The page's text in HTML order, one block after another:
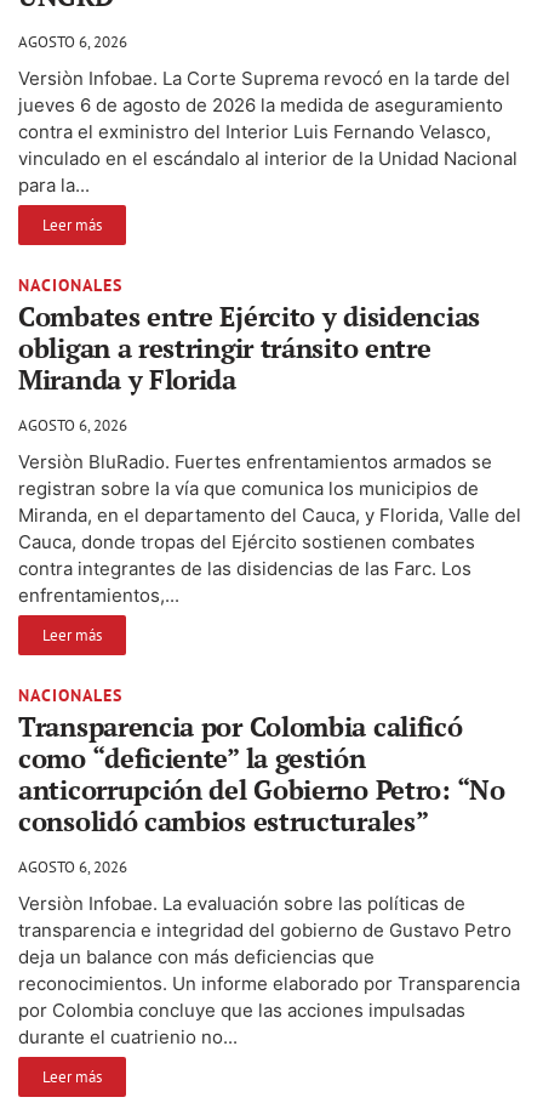
AGOSTO 6, 2026
Versiòn Infobae. La Corte Suprema revocó en la tarde del
jueves 6 de agosto de 2026 la medida de aseguramiento
contra el exministro del Interior Luis Fernando Velasco,
vinculado en el escándalo al interior de la Unidad Nacional
para la...
Leer más
NACIONALES
Combates entre Ejército y disidencias
obligan a restringir tránsito entre
Miranda y Florida
AGOSTO 6, 2026
Versiòn BluRadio. Fuertes enfrentamientos armados se
registran sobre la vía que comunica los municipios de
Miranda, en el departamento del Cauca, y Florida, Valle del
Cauca, donde tropas del Ejército sostienen combates
contra integrantes de las disidencias de las Farc. Los
enfrentamientos,...
Leer más
NACIONALES
Transparencia por Colombia calificó
como “deficiente” la gestión
anticorrupción del Gobierno Petro: “No
consolidó cambios estructurales”
AGOSTO 6, 2026
Versiòn Infobae. La evaluación sobre las políticas de
transparencia e integridad del gobierno de Gustavo Petro
deja un balance con más deficiencias que
reconocimientos. Un informe elaborado por Transparencia
por Colombia concluye que las acciones impulsadas
durante el cuatrienio no...
Leer más